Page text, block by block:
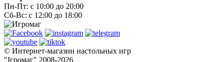
Пн-Пт: с 10:00 до 20:00
Сб-Вс: с 12:00 до 18:00
© Интернет-магазин настольных игр
"Ігромаг" 2008-2026